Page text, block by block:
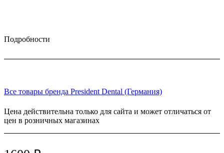
Подробности
Все товары бренда President Dental (Германия)
Цена действительна только для сайта и может отличаться от
цен в розничных магазинах